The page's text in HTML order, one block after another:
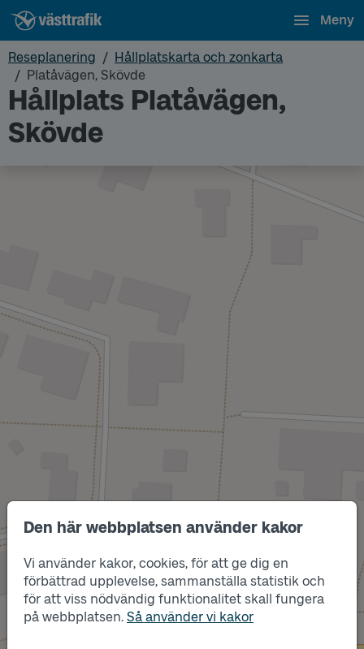
Den här webbplatsen använder kakor
Vi använder kakor, cookies, för att ge dig en
förbättrad upplevelse, sammanställa statistik och
för att viss nödvändig funktionalitet skall fungera
på webbplatsen. Så använder vi kakor
Meny
Reseplanering
Hållplatskarta och zonkarta
Platåvägen, Skövde
Hållplats Platåvägen,
Skövde
Läge
A
Läge
B